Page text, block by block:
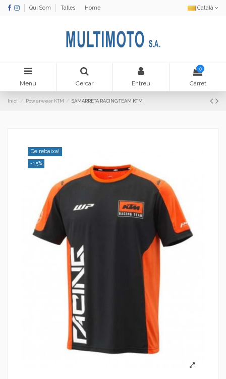
Qui Som Talles Home Català
Menu Cercar Entreu
0
Carret
Inici Powerwear KTM SAMARRETA RACING TEAM KTM
De rebaixa!
-15%